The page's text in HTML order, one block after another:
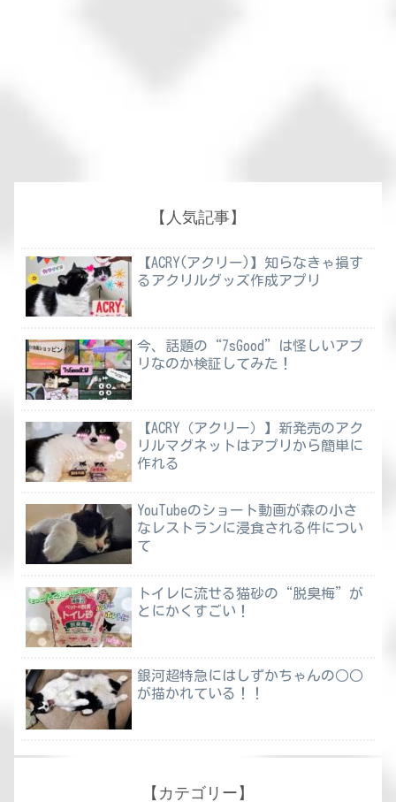
【人気記事】
【ACRY(アクリー)】知らなきゃ損す
るアクリルグッズ作成アプリ
今、話題の“7sGood”は怪しいアプ
リなのか検証してみた！
【ACRY（アクリー）】新発売のアク
リルマグネットはアプリから簡単に
作れる
YouTubeのショート動画が森の小さ
なレストランに浸食される件につい
て
トイレに流せる猫砂の“脱臭梅”が
とにかくすごい！
銀河超特急にはしずかちゃんの○○
が描かれている！！
【カテゴリー】